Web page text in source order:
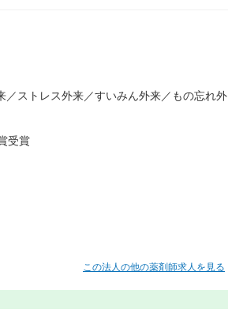
ストレス外来／すいみん外来／もの忘れ外
受賞
この法人の他の薬剤師求人を見る